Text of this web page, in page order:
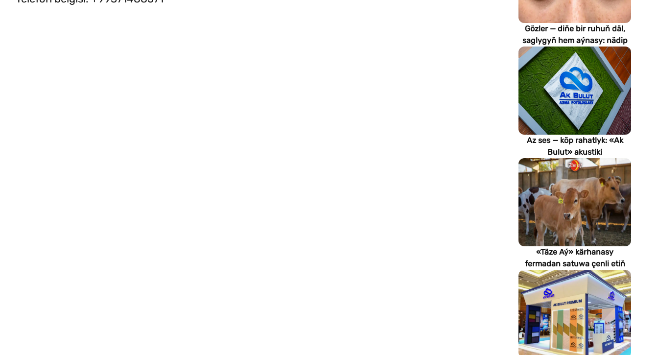
Gözler — diňe bir ruhuň däl,
saglygyň hem aýnasy: nädip
emeli aň keselleri suratlar
arkaly anyklaýar?
Az ses — köp rahatlyk: «Ak
Bulut» akustiki
potoloklarynyň
artykmaçlyklary
«Täze Aý» kärhanasy
fermadan satuwa çenli etiň
hilini nädip gözegçilikde
saklaýar?